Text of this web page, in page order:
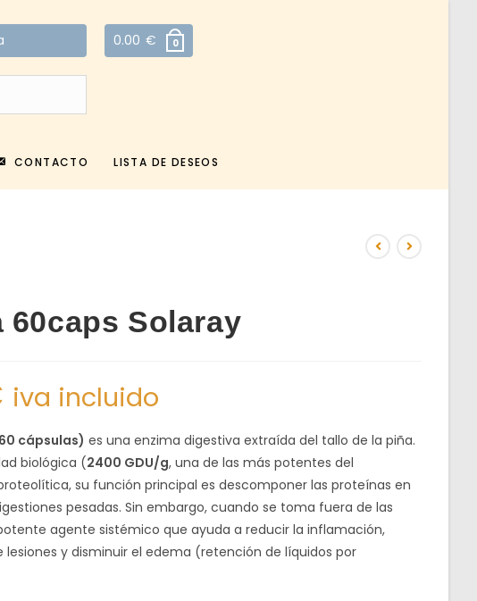
0.00 € 0
CONTACTO LISTA DE DESEOS
60caps Solaray
iva incluido
cápsulas) es una enzima digestiva extraída del tallo de la piña.
biológica (2400 GDU/g, una de las más potentes del
su función principal es descomponer las proteínas en
pesadas. Sin embargo, cuando se toma fuera de las
agente sistémico que ayuda a reducir la inflamación,
y disminuir el edema (retención de líquidos por